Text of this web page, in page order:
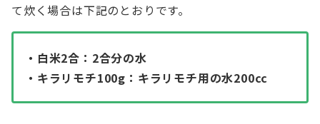
て炊く場合は下記のとおりです。
・白米2合：2合分の水
・キラリモチ100g：キラリモチ用の水200cc